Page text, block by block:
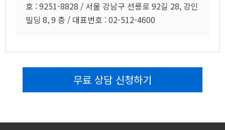
호 : 9251-8828 / 서울 강남구 선릉로 92길 28, 강인
빌딩 8, 9 층 / 대표번호 : 02-512-4600
무료 상담 신청하기